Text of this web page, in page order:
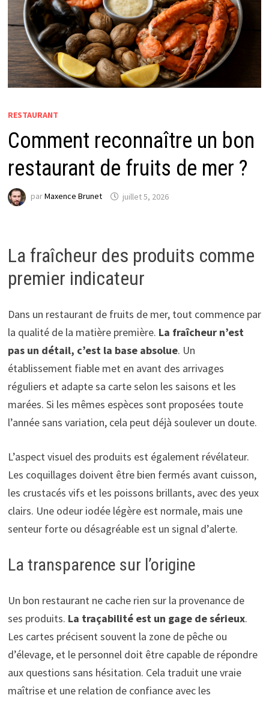
RESTAURANT
Comment reconnaître un bon
restaurant de fruits de mer ?
parMaxence Brunet juillet 5, 2026
La fraîcheur des produits comme
premier indicateur
Dans un restaurant de fruits de mer, tout commence par
la qualité de la matière première. La fraîcheur n’est
pas un détail, c’est la base absolue. Un
établissement fiable met en avant des arrivages
réguliers et adapte sa carte selon les saisons et les
marées. Si les mêmes espèces sont proposées toute
l’année sans variation, cela peut déjà soulever un doute.
L’aspect visuel des produits est également révélateur.
Les coquillages doivent être bien fermés avant cuisson,
les crustacés vifs et les poissons brillants, avec des yeux
clairs. Une odeur iodée légère est normale, mais une
senteur forte ou désagréable est un signal d’alerte.
La transparence sur l’origine
Un bon restaurant ne cache rien sur la provenance de
ses produits. La traçabilité est un gage de sérieux.
Les cartes précisent souvent la zone de pêche ou
d’élevage, et le personnel doit être capable de répondre
aux questions sans hésitation. Cela traduit une vraie
maîtrise et une relation de confiance avec les